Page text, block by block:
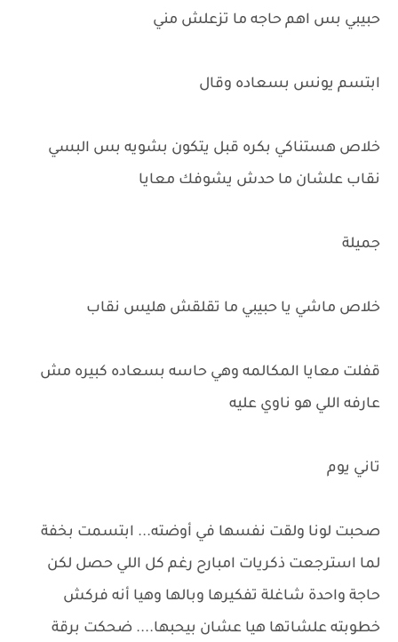
حبيبي بس اهم حاجه ما تزعلش مني
ابتسم يونس بسعاده وقال
خلاص هستناكي بكره قبل يتكون بشويه بس البسي
نقاب علشان ما حدش يشوفك معايا
جميلة
خلاص ماشي يا حبيبي ما تقلقش هليس نقاب
قفلت معايا المكالمه وهي حاسه بسعاده كبيره مش
عارفه اللي هو ناوي عليه
تاني يوم
صحبت لونا ولقت نفسها في أوضته... ابتسمت بخفة
لما استرجعت ذكريات امبارح رغم كل اللي حصل لكن
حاجة واحدة شاغلة تفكيرها وبالها وهيا أنه فركش
خطوبته علشاتها هيا عشان بيحبها.... ضحكت برقة